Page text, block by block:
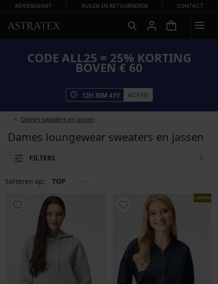
ADVIESDIENST RUILEN EN RETOURNEREN CONTACT
CODE ALL25 = 25% KORTING
BOVEN € 60
12H 30M 40V KOPEN
Dames sweaters en jassen
Dames loungewear sweaters en jassen
FILTERS
Sorteren op: TOP
LIMITED